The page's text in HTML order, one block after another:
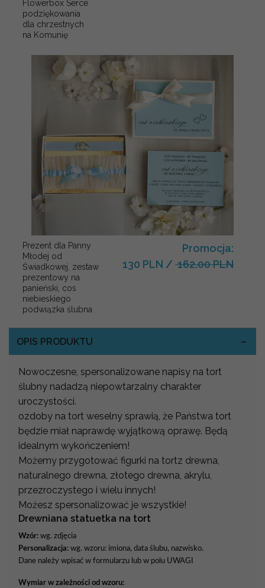
Flowerbox Serce
podziękowania
dla chrzestnych
na Komunię
Prezent dla Panny
Młodej od
Świadkowej, zestaw
prezentowy na
panieński, cos
niebieskiego
podwiązka ślubna
Promocja:
130 PLN / 162.00 PLN
OPIS PRODUKTU
Nowoczesne, spersonalizowane napisy na tort
ślubny nadadzą niepowtarzalny charakter
uroczystości.
ozdoby na tort weselny sprawią, że Państwa tort
będzie miał naprawdę wyjątkową oprawę. Będą
idealnym wykończeniem!
Możemy przygotować figurki na tortz drewna,
naturalnego drewna, złotego drewna, akrylu,
przezroczystego i wielu innych!
Możesz spersonalizować je wszystkie!
Drewniana statuetka na tort
Wzór: wg. zdjęcia
Personalizacja: wg. wzoru: imiona, data ślubu, nazwisko.
Dane należy wpisać w formularzu lub w polu UWAGI
Wymiar w zależności od wzoru: